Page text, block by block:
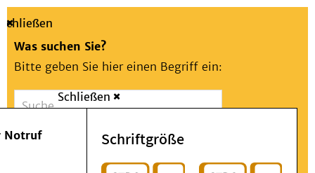
Suche
Schließen
Was suchen Sie?
Bitte geben Sie hier einen Begriff ein:
Suchen
Notfall
Schließen
Notruf Schriftgröße
Menü